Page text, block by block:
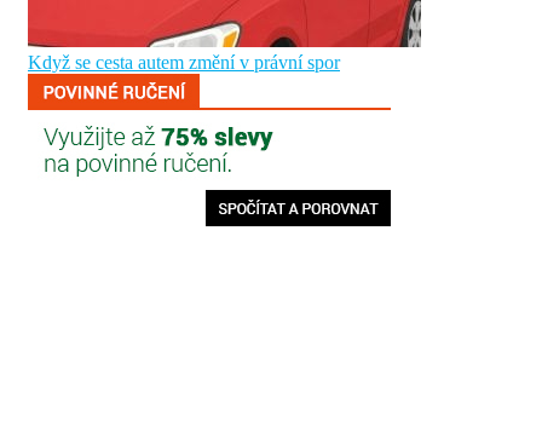
Když se cesta autem změní v právní spor